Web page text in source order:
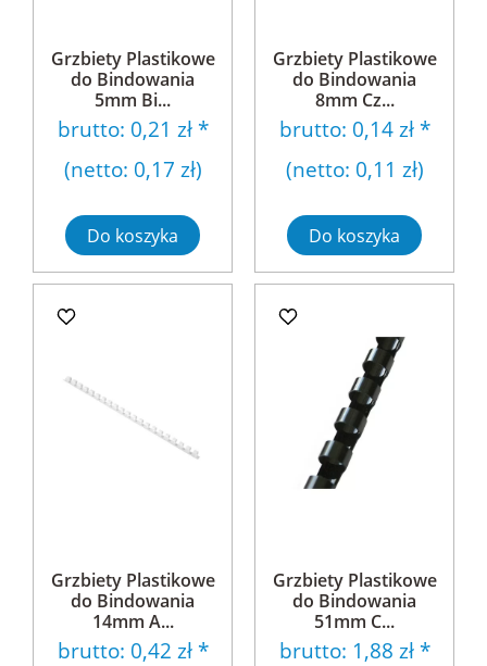
Grzbiety Plastikowe
do Bindowania
5mm Bi...
brutto: 0,21 zł*
(netto: 0,17 zł)
Do koszyka
Grzbiety Plastikowe
do Bindowania
8mm Cz...
brutto: 0,14 zł*
(netto: 0,11 zł)
Do koszyka
Grzbiety Plastikowe
do Bindowania
14mm A...
brutto: 0,42 zł*
Grzbiety Plastikowe
do Bindowania
51mm C...
brutto: 1,88 zł*